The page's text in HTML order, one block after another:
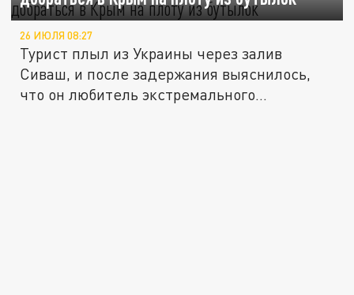
26 ИЮЛЯ 08:27
Турист плыл из Украины через залив
Сиваш, и после задержания выяснилось,
что он любитель экстремального...